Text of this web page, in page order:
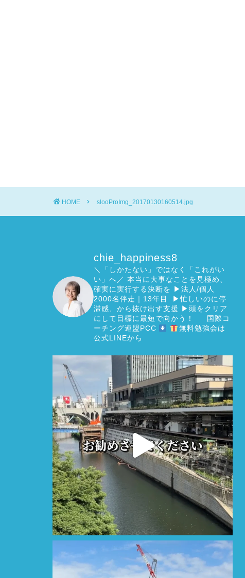
HOME slooProImg_20170130160514.jpg
chie_happiness8
＼「しかたない」ではなく「これがい
い」へ／ 本当に大事なことを見極め、
確実に実行する決断を ▶︎法人/個人
2000名伴走｜13年目 ▶︎忙しいのに停
滞感、から抜け出す支援 ▶︎頭をクリア
にして目標に最短で向かう！
国際コ
ーチング連盟PCC
無料勉強会は
公式LINEから